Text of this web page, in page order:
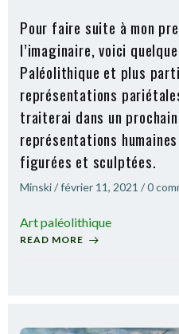
Pour faire suite à mon
l’imaginaire, voici
Paléolithique et plus
représentations
traiterai dans un
représentations
figurées et sculptées.
Minski/février 11, 2021 /0
Art paléolithique
READ MORE